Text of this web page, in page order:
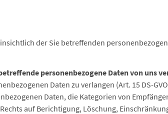
der Sie betreffenden
personenbezogene Daten von uns
Daten zu verlangen (Art. 15 DS-
Daten, die Kategorien von
auf Berichtigung, Löschung,